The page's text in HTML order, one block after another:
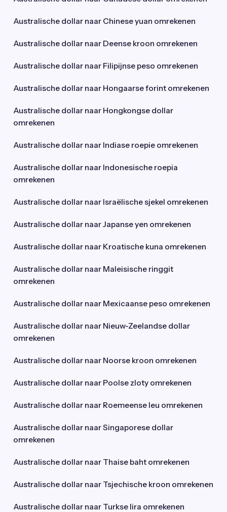
Australische dollar naar Chinese yuan omrekenen
Australische dollar naar Deense kroon omrekenen
Australische dollar naar Filipijnse peso omrekenen
Australische dollar naar Hongaarse forint omrekenen
Australische dollar naar Hongkongse dollar
omrekenen
Australische dollar naar Indiase roepie omrekenen
Australische dollar naar Indonesische roepia
omrekenen
Australische dollar naar Israëlische sjekel omrekenen
Australische dollar naar Japanse yen omrekenen
Australische dollar naar Kroatische kuna omrekenen
Australische dollar naar Maleisische ringgit
omrekenen
Australische dollar naar Mexicaanse peso omrekenen
Australische dollar naar Nieuw-Zeelandse dollar
omrekenen
Australische dollar naar Noorse kroon omrekenen
Australische dollar naar Poolse zloty omrekenen
Australische dollar naar Roemeense leu omrekenen
Australische dollar naar Singaporese dollar
omrekenen
Australische dollar naar Thaise baht omrekenen
Australische dollar naar Tsjechische kroon omrekenen
Australische dollar naar Turkse lira omrekenen